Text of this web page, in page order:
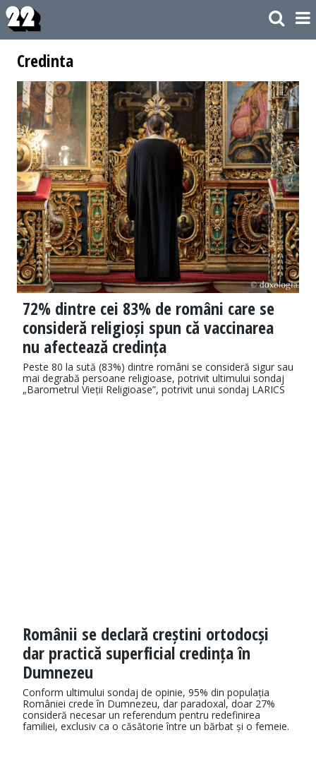
Credinta
72% dintre cei 83% de români care se
consideră religioși spun că vaccinarea
nu afectează credința
Peste 80 la sută (83%) dintre români se consideră sigur sau
mai degrabă persoane religioase, potrivit ultimului sondaj
„Barometrul Vieții Religioase”, potrivit unui sondaj LARICS
Românii se declară creștini ortodocși
dar practică superficial credința în
Dumnezeu
Conform ultimului sondaj de opinie, 95% din populația
României crede în Dumnezeu, dar paradoxal, doar 27%
consideră necesar un referendum pentru redefinirea
familiei, exclusiv ca o căsătorie între un bărbat și o femeie.